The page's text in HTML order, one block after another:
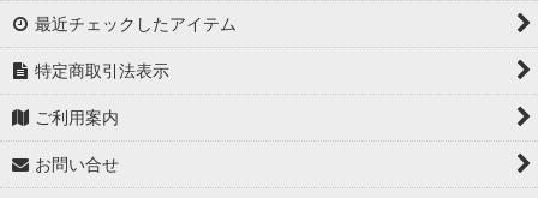
最近チェックしたアイテム
特定商取引法表示
ご利用案内
お問い合せ